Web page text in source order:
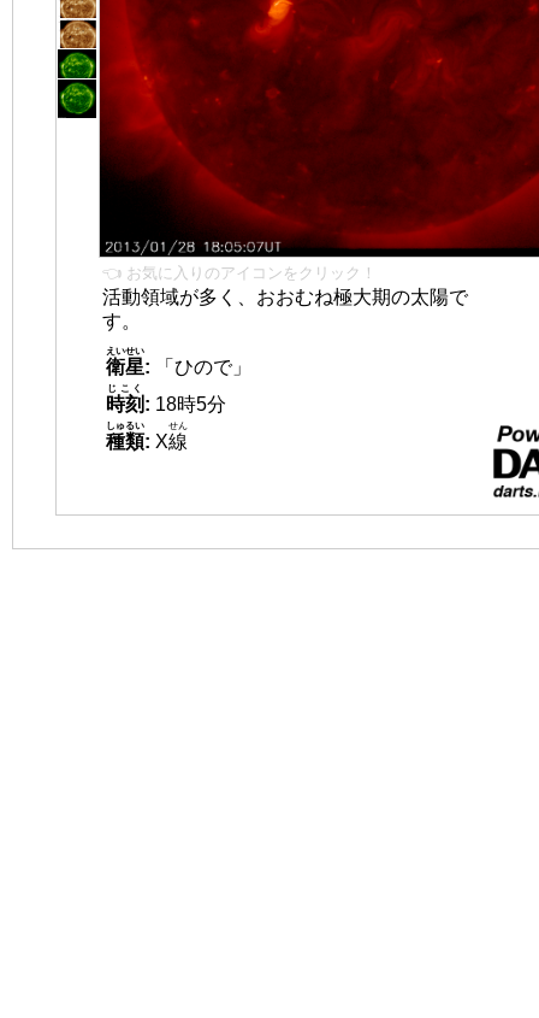
👈 お気に入りのアイコンをクリック！
活動領域が多く、おおむね極大期の太陽で
す。
衛星
えいせい
:
「ひので」
時刻
じこく
: 18時5分
種類
しゅるい
: X線
せん